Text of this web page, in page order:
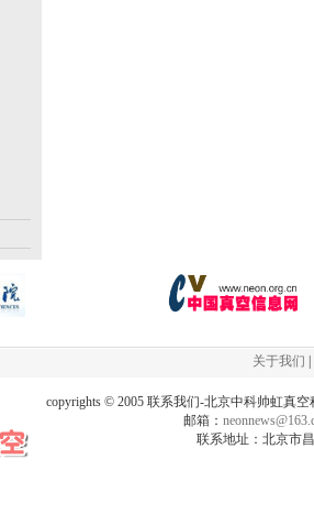
关于我们
copyrights © 2005 联系我们-北京中科帅虹真
邮箱：
联系地址：北京市